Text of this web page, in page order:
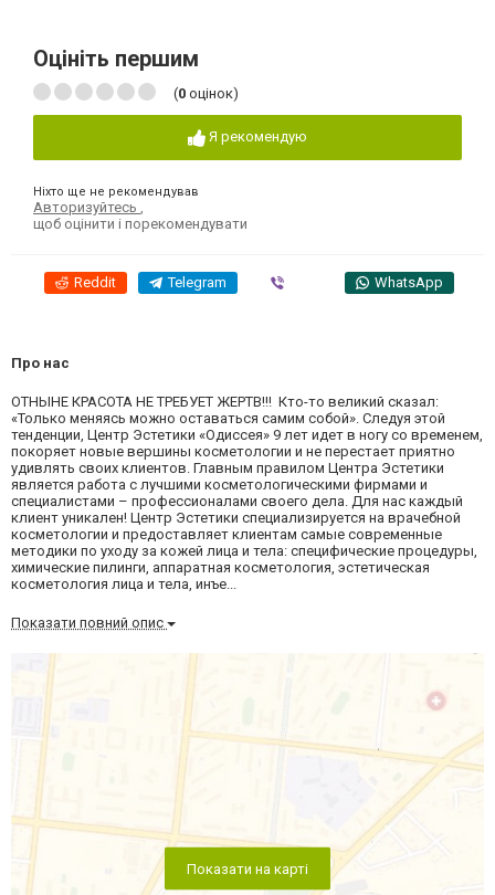
Оцініть першим
(0 оцінок)
Я рекомендую
Ніхто ще не рекомендував
Авторизуйтесь
щоб оцінити і порекомендувати
Reddit Telegram WhatsApp
Про нас
ОТНЫНЕ КРАСОТА НЕ ТРЕБУЕТ ЖЕРТВ!!! Кто-то великий сказал:
«Только меняясь можно оставаться самим собой». Следуя этой
тенденции, Центр Эстетики «Одиссея» 9 лет идет в ногу со временем,
покоряет новые вершины косметологии и не перестает приятно
удивлять своих клиентов. Главным правилом Центра Эстетики
является работа с лучшими косметологическими фирмами и
специалистами – профессионалами своего дела. Для нас каждый
клиент уникален! Центр Эстетики специализируется на врачебной
косметологии и предоставляет клиентам самые современные
методики по уходу за кожей лица и тела: специфические процедуры,
химические пилинги, аппаратная косметология, эстетическая
косметология лица и тела, инъе...
Показати повний опис
Показати на карті